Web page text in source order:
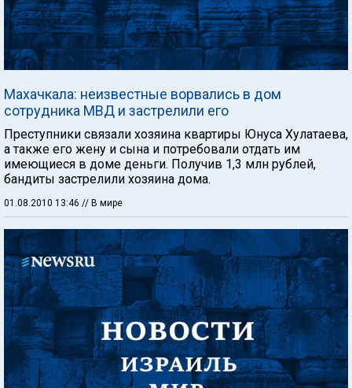
Махачкала: неизвестные ворвались в дом
сотрудника МВД и застрелили его
Преступники связали хозяина квартиры Юнуса Хулатаева,
а также его жену и сына и потребовали отдать им
имеющиеся в доме деньги. Получив 1,3 млн рублей,
бандиты застрелили хозяина дома.
01.08.2010 13:46 // В мире